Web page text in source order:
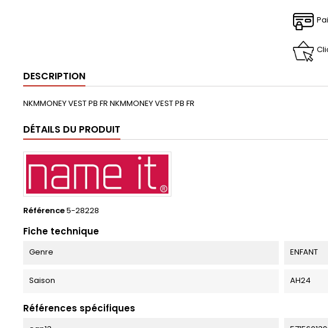
DESCRIPTION
NKMMONEY VEST PB FR NKMMONEY VEST PB FR
DÉTAILS DU PRODUIT
Référence5-28228
Fiche technique
Genre ENFANT
Saison AH24
Références spécifiques